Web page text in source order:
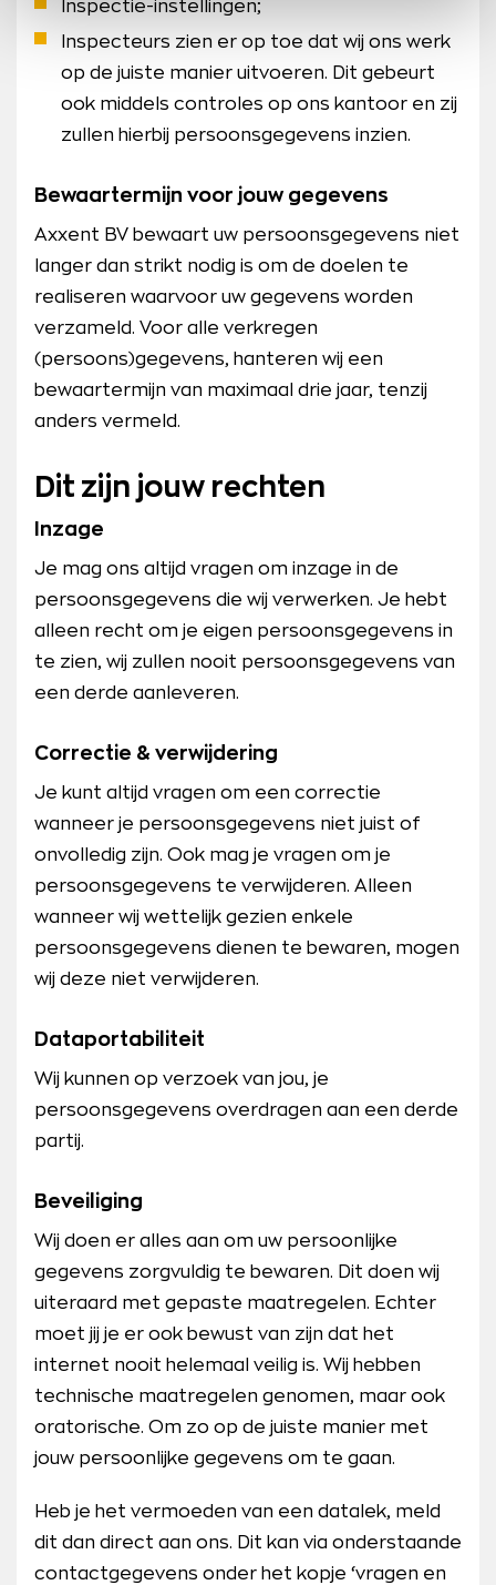
Inspectie-instellingen;
Inspecteurs zien er op toe dat wij ons werk
op de juiste manier uitvoeren. Dit gebeurt
ook middels controles op ons kantoor en zij
zullen hierbij persoonsgegevens inzien.
Bewaartermijn voor jouw gegevens
Axxent BV bewaart uw persoonsgegevens niet
langer dan strikt nodig is om de doelen te
realiseren waarvoor uw gegevens worden
verzameld. Voor alle verkregen
(persoons)gegevens, hanteren wij een
bewaartermijn van maximaal drie jaar, tenzij
anders vermeld.
Dit zijn jouw rechten
Inzage
Je mag ons altijd vragen om inzage in de
persoonsgegevens die wij verwerken. Je hebt
alleen recht om je eigen persoonsgegevens in
te zien, wij zullen nooit persoonsgegevens van
een derde aanleveren.
Correctie & verwijdering
Je kunt altijd vragen om een correctie
wanneer je persoonsgegevens niet juist of
onvolledig zijn. Ook mag je vragen om je
persoonsgegevens te verwijderen. Alleen
wanneer wij wettelijk gezien enkele
persoonsgegevens dienen te bewaren, mogen
wij deze niet verwijderen.
Dataportabiliteit
Wij kunnen op verzoek van jou, je
persoonsgegevens overdragen aan een derde
partij.
Beveiliging
Wij doen er alles aan om uw persoonlijke
gegevens zorgvuldig te bewaren. Dit doen wij
uiteraard met gepaste maatregelen. Echter
moet jij je er ook bewust van zijn dat het
internet nooit helemaal veilig is. Wij hebben
technische maatregelen genomen, maar ook
oratorische. Om zo op de juiste manier met
jouw persoonlijke gegevens om te gaan.
Heb je het vermoeden van een datalek, meld
dit dan direct aan ons. Dit kan via onderstaande
contactgegevens onder het kopje ‘vragen en